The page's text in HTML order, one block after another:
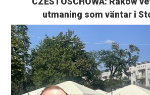
utmaning som väntar i